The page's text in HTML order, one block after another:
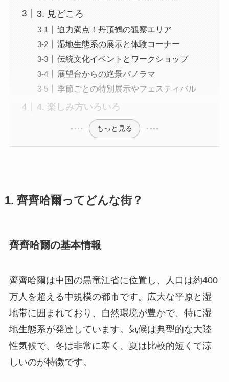
3. 見どころ
迫力満点！丹頂鶴の観察エリア
湿地生態系の展示と体験コーナー
伝統文化イベントとワークショップ
展望台からの絶景パノラマ
季節ごとの特別展示やフェスティバル
4. 楽しみ方いろいろ
もっと見る
1. 齊齊哈爾ってどんな街？
齊齊哈爾の基本情報
齊齊哈爾は中国の黒竜江省に位置し、人口は約400
万人を超える中規模の都市です。広大な平原と湿
地帯に囲まれており、自然環境が豊かで、特に湿
地生態系が発達しています。気候は典型的な大陸
性気候で、冬は非常に寒く、夏は比較的短くて涼
しいのが特徴です。